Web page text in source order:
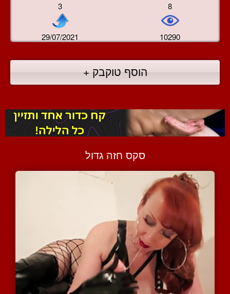
3 8
29/07/2021 10290
הוסף טוקבק +
סקס חזה גדול